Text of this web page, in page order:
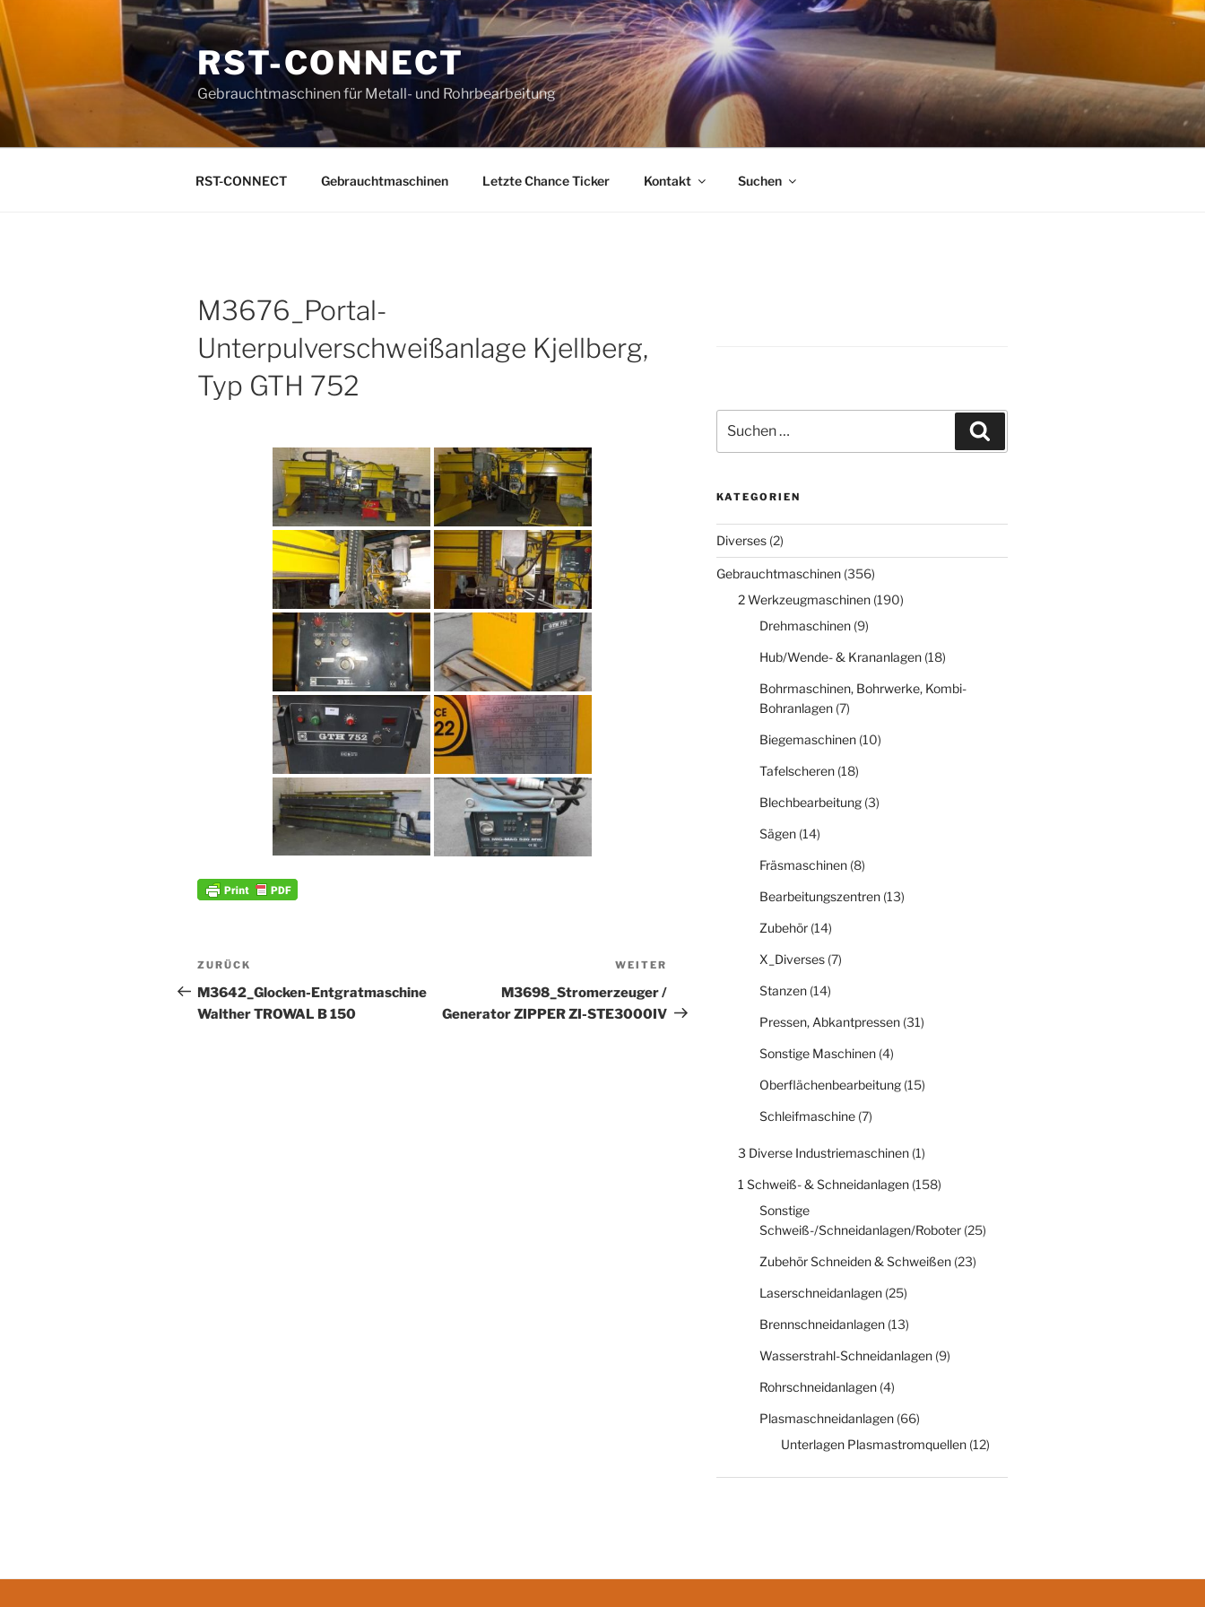
Zum
Inhalt
springen
RST-CONNECT
Gebrauchtmaschinen für Metall- und Rohrbearbeitung
RST-CONNECT Gebrauchtmaschinen Letzte Chance Ticker Kontakt Suchen
M3676_Portal-
Unterpulverschweißanlage Kjellberg,
Typ GTH 752
Beitrags-
Navigation
Vorheriger
Beitrag
ZURÜCK
M3642_Glocken-Entgratmaschine
Walther TROWAL B 150
Beitrag
WEITER
M3698_Stromerzeuger /
Generator ZIPPER ZI-STE3000IV
nach:
KATEGORIEN
Diverses(2)
Gebrauchtmaschinen(356)
2 Werkzeugmaschinen(190)
Drehmaschinen(9)
Hub/Wende- & Krananlagen(18)
Bohrmaschinen, Bohrwerke, Kombi-
Bohranlagen(7)
Biegemaschinen(10)
Tafelscheren(18)
Blechbearbeitung(3)
Sägen(14)
Fräsmaschinen(8)
Bearbeitungszentren(13)
Zubehör(14)
X_Diverses(7)
Stanzen(14)
Pressen, Abkantpressen(31)
Sonstige Maschinen(4)
Oberflächenbearbeitung(15)
Schleifmaschine(7)
3 Diverse Industriemaschinen(1)
1 Schweiß- & Schneidanlagen(158)
Sonstige
Schweiß-/Schneidanlagen/Roboter(25)
Zubehör Schneiden & Schweißen(23)
Laserschneidanlagen(25)
Brennschneidanlagen(13)
Wasserstrahl-Schneidanlagen(9)
Rohrschneidanlagen(4)
Plasmaschneidanlagen(66)
Unterlagen Plasmastromquellen(12)